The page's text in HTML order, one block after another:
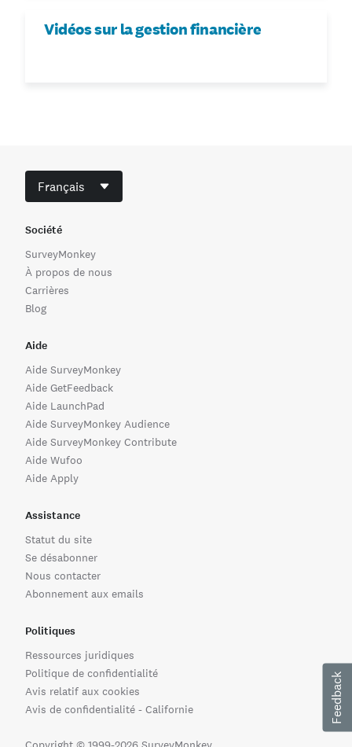
Feedback
Vidéos sur la gestion financière
Français
Société
SurveyMonkey
À propos de nous
Carrières
Blog
Aide
Aide SurveyMonkey
Aide GetFeedback
Aide LaunchPad
Aide SurveyMonkey Audience
Aide SurveyMonkey Contribute
Aide Wufoo
Aide Apply
Assistance
Statut du site
Se désabonner
Nous contacter
Abonnement aux emails
Politiques
Ressources juridiques
Politique de confidentialité
Avis relatif aux cookies
Avis de confidentialité - Californie